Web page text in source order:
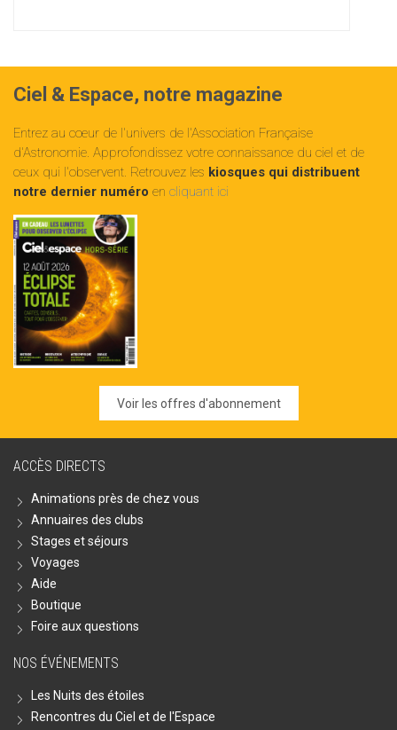
Ciel & Espace, notre magazine
Entrez au cœur de l'univers de l'Association Française
d'Astronomie. Approfondissez votre connaissance du ciel et de
ceux qui l'observent. Retrouvez les kiosques qui distribuent
notre dernier numéro en cliquant ici
Voir les offres d'abonnement
ACCÈS DIRECTS
Animations près de chez vous
Annuaires des clubs
Stages et séjours
Voyages
Aide
Boutique
Foire aux questions
NOS ÉVÉNEMENTS
Les Nuits des étoiles
Rencontres du Ciel et de l'Espace